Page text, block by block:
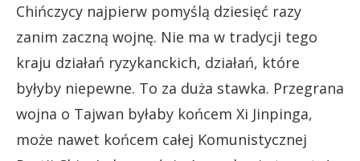
Chińczycy najpierw pomyślą dziesięć razy
zanim zaczną wojnę. Nie ma w tradycji tego
kraju działań ryzykanckich, działań, które
byłyby niepewne. To za duża stawka. Przegrana
wojna o Tajwan byłaby końcem Xi Jinpinga,
może nawet końcem całej Komunistycznej